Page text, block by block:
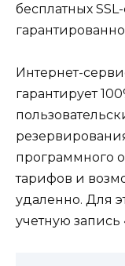
бесплатных
Интернет-
гарантирует
программного
тарифов и
удаленно. Для
учетную запись